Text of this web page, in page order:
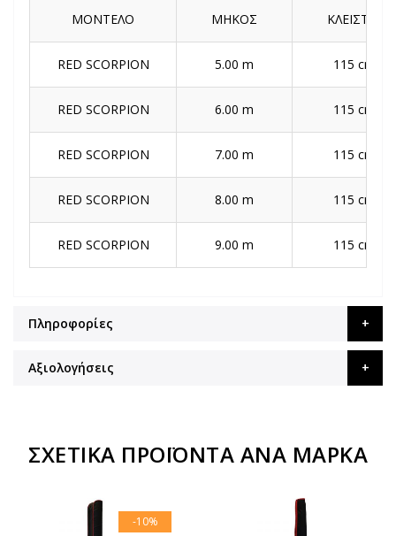
ΜΟΝΤΕΛΟ ΜΗΚΟΣ
RED SCORPION 5.00 m 115 cm
RED SCORPION 6.00 m 115 cm
RED SCORPION 7.00 m 115 cm
RED SCORPION 8.00 m 115 cm
RED SCORPION 9.00 m 115 cm
Πληροφορίες
Αξιολογήσεις
ΣΧΕΤΙΚΆ ΠΡΟΪΌΝΤΑ ΑΝΆ ΜΆΡΚΑ
-10%